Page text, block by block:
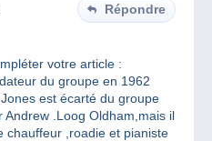
Répondre
votre article :
du groupe en 1962
est écarté du groupe
.Loog Oldham,mais il
chauffeur ,roadie et pianiste